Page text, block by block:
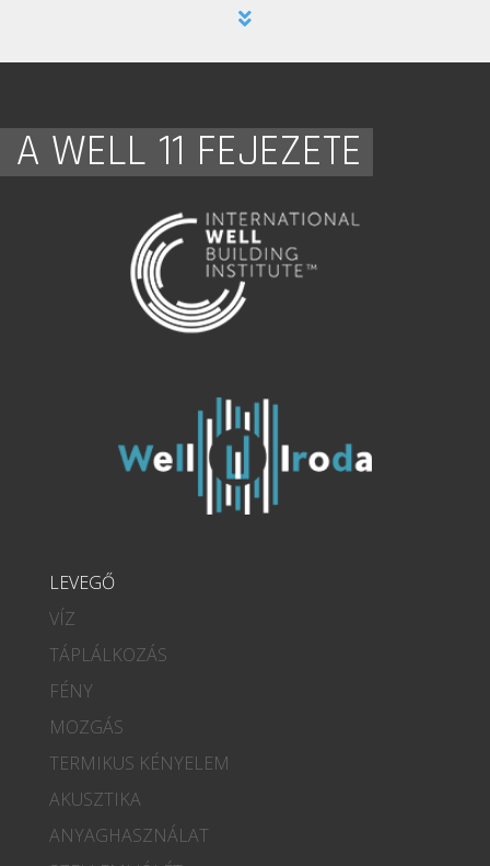
A WELL 11 FEJEZETE
LEVEGŐ
VÍZ
TÁPLÁLKOZÁS
FÉNY
MOZGÁS
TERMIKUS KÉNYELEM
AKUSZTIKA
ANYAGHASZNÁLAT